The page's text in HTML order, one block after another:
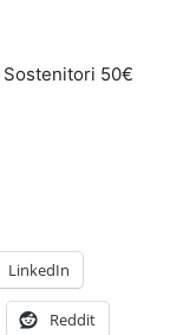
50€
LinkedIn
Reddit